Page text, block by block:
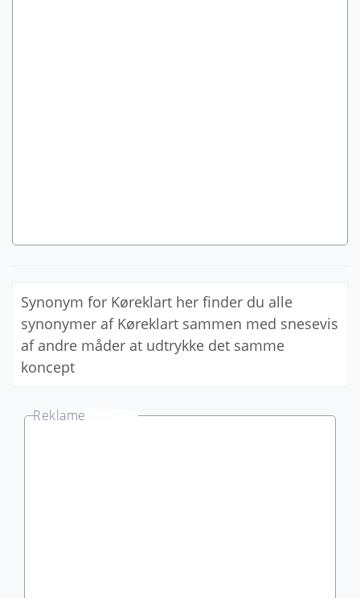
Synonym for Køreklart her finder du alle
synonymer af Køreklart sammen med snesevis
af andre måder at udtrykke det samme
koncept